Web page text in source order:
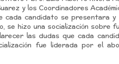
y los Coordinadores
cada candidato se presentara
hizo una socialización sobre
las dudas que cada
fue liderada por el